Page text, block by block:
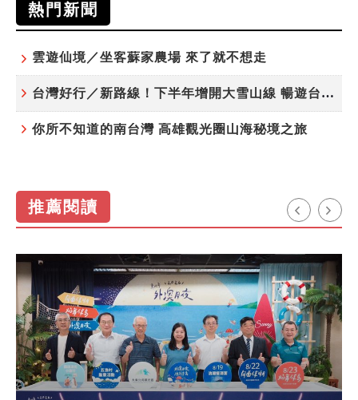
熱門新聞
雲遊仙境／坐客蘇家農場 來了就不想走
台灣好行／新路線！下半年增開大雪山線 暢遊台中更便利
你所不知道的南台灣 高雄觀光圈山海秘境之旅
推薦閱讀